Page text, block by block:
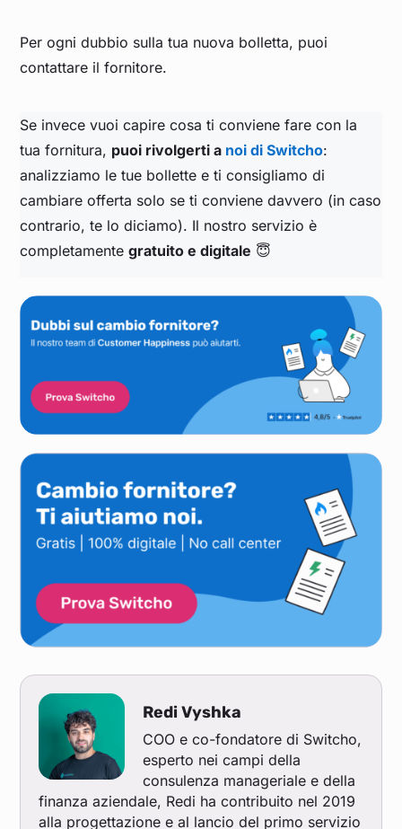
Per ogni dubbio sulla tua nuova bolletta, puoi
contattare il fornitore.
Se invece vuoi capire cosa ti conviene fare con la
tua fornitura, puoi rivolgerti a noi di Switcho:
analizziamo le tue bollette e ti consigliamo di
cambiare offerta solo se ti conviene davvero (in caso
contrario, te lo diciamo). Il nostro servizio è
completamentegratuito e digitale 😇
Redi Vyshka
COO e co-fondatore di Switcho,
esperto nei campi della
consulenza manageriale e della
finanza aziendale, Redi ha contribuito nel 2019
alla progettazione e al lancio del primo servizio